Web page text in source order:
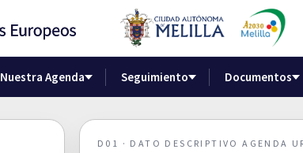
Nuestra Agenda Seguimiento Documentos
D01 · DATO DESCRIPTIVO AGENDA